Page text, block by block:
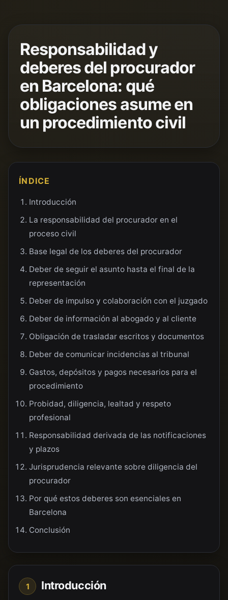
Responsabilidad y
deberes del procurador
en Barcelona: qué
obligaciones asume en
un procedimiento civil
ÍNDICE
Introducción
La responsabilidad del procurador en el
proceso civil
Base legal de los deberes del procurador
Deber de seguir el asunto hasta el final de la
representación
Deber de impulso y colaboración con el juzgado
Deber de información al abogado y al cliente
Obligación de trasladar escritos y documentos
Deber de comunicar incidencias al tribunal
Gastos, depósitos y pagos necesarios para el
procedimiento
Probidad, diligencia, lealtad y respeto
profesional
Responsabilidad derivada de las notificaciones
y plazos
Jurisprudencia relevante sobre diligencia del
procurador
Por qué estos deberes son esenciales en
Barcelona
Conclusión
1 Introducción